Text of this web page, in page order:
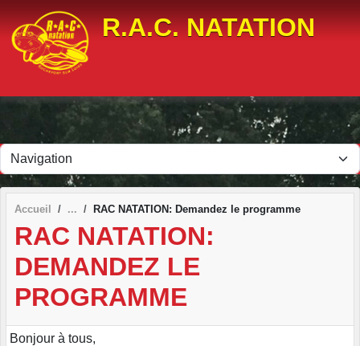
R.A.C. NATATION
Accueil RAC NATATION: Demandez le programme
RAC NATATION:
DEMANDEZ LE
PROGRAMME
Bonjour à tous,
Panneau de gestion des cookies